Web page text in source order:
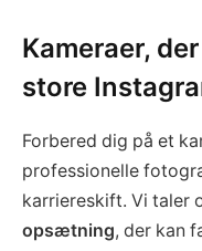
Kameraer,
store
Forbered dig på et
professionelle
karriereskift. Vi taler
opsætning, der kan